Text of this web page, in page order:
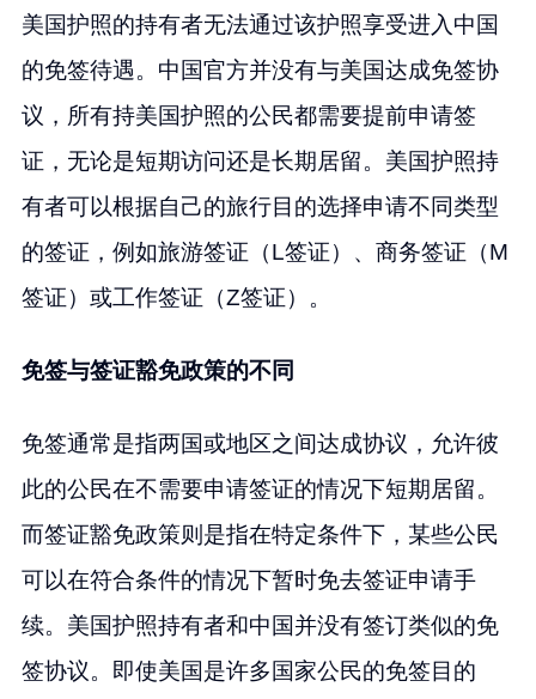
美国护照的持有者无法通过该护照享受进入中国
的免签待遇。中国官方并没有与美国达成免签协
议，所有持美国护照的公民都需要提前申请签
证，无论是短期访问还是长期居留。美国护照持
有者可以根据自己的旅行目的选择申请不同类型
的签证，例如旅游签证（L签证）、商务签证（M
签证）或工作签证（Z签证）。
免签与签证豁免政策的不同
免签通常是指两国或地区之间达成协议，允许彼
此的公民在不需要申请签证的情况下短期居留。
而签证豁免政策则是指在特定条件下，某些公民
可以在符合条件的情况下暂时免去签证申请手
续。美国护照持有者和中国并没有签订类似的免
签协议。即使美国是许多国家公民的免签目的